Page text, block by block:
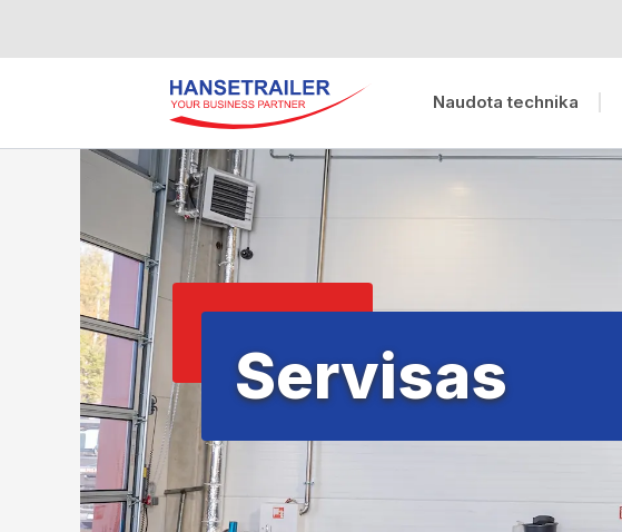
Naudota technika
Servisas